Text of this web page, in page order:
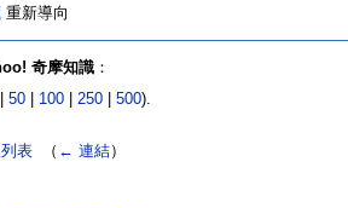
重新導向
奇摩知識：
50| 100| 250| 500).
表‎ （ ← 連結）